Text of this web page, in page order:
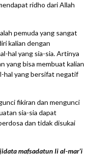
ridho dari Allah
pemuda yang sangat
kalian dengan
hal yang sia-sia. Artinya
yang bisa membuat kalian
hal yang bersifat negatif
fikiran dan mengunci
sia-sia dapat
dan tidak disukai
mafsadatun li al-mar’i